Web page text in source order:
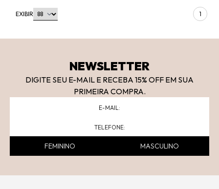
EXIBIR 1
NEWSLETTER
DIGITE SEU E-MAIL E RECEBA 15% OFF EM SUA
PRIMEIRA COMPRA.
FEMININO MASCULINO